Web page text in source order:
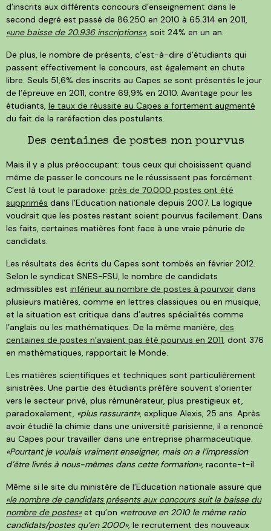
d’inscrits aux différents concours d’enseignement dans le
second degré est passé de 86.250 en 2010 à 65.314 en 2011,
«une baisse de 20.936 inscriptions», soit 24% en un an.
De plus, le nombre de présents, c’est-à-dire d’étudiants qui
passent effectivement le concours, est également en chute
libre. Seuls 51,6% des inscrits au Capes se sont présentés le jour
de l’épreuve en 2011, contre 69,9% en 2010. Avantage pour les
étudiants, le taux de réussite au Capes a fortement augmenté
du fait de la raréfaction des postulants.
Des centaines de postes non pourvus
Mais il y a plus préoccupant: tous ceux qui choisissent quand
même de passer le concours ne le réussissent pas forcément.
C’est là tout le paradoxe: près de 70.000 postes ont été
supprimés dans l’Education nationale depuis 2007. La logique
voudrait que les postes restant soient pourvus facilement. Dans
les faits, certaines matières font face à une vraie pénurie de
candidats.
Les résultats des écrits du Capes sont tombés en février 2012.
Selon le syndicat SNES-FSU, le nombre de candidats
admissibles est inférieur au nombre de postes à pourvoir dans
plusieurs matières, comme en lettres classiques ou en musique,
et la situation est critique dans d’autres spécialités comme
l’anglais ou les mathématiques. De la même manière, des
centaines de postes n’avaient pas été pourvus en 2011 , dont 376
en mathématiques, rapportait le Monde.
Les matières scientifiques et techniques sont particulièrement
sinistrées. Une partie des étudiants préfère souvent s’orienter
vers le secteur privé, plus rémunérateur, plus prestigieux et,
paradoxalement, «plus rassurant», explique Alexis, 25 ans. Après
avoir étudié la chimie dans une université parisienne, il a renoncé
au Capes pour travailler dans une entreprise pharmaceutique.
«Pourtant je voulais vraiment enseigner, mais on a l’impression
d’être livrés à nous-mêmes dans cette formation», raconte-t-il.
Même si le site du ministère de l’Education nationale assure que
«le nombre de candidats présents aux concours suit la baisse du
nombre de postes» et qu’on «retrouve en 2010 le même ratio
candidats/postes qu’en 2000», le recrutement des nouveaux